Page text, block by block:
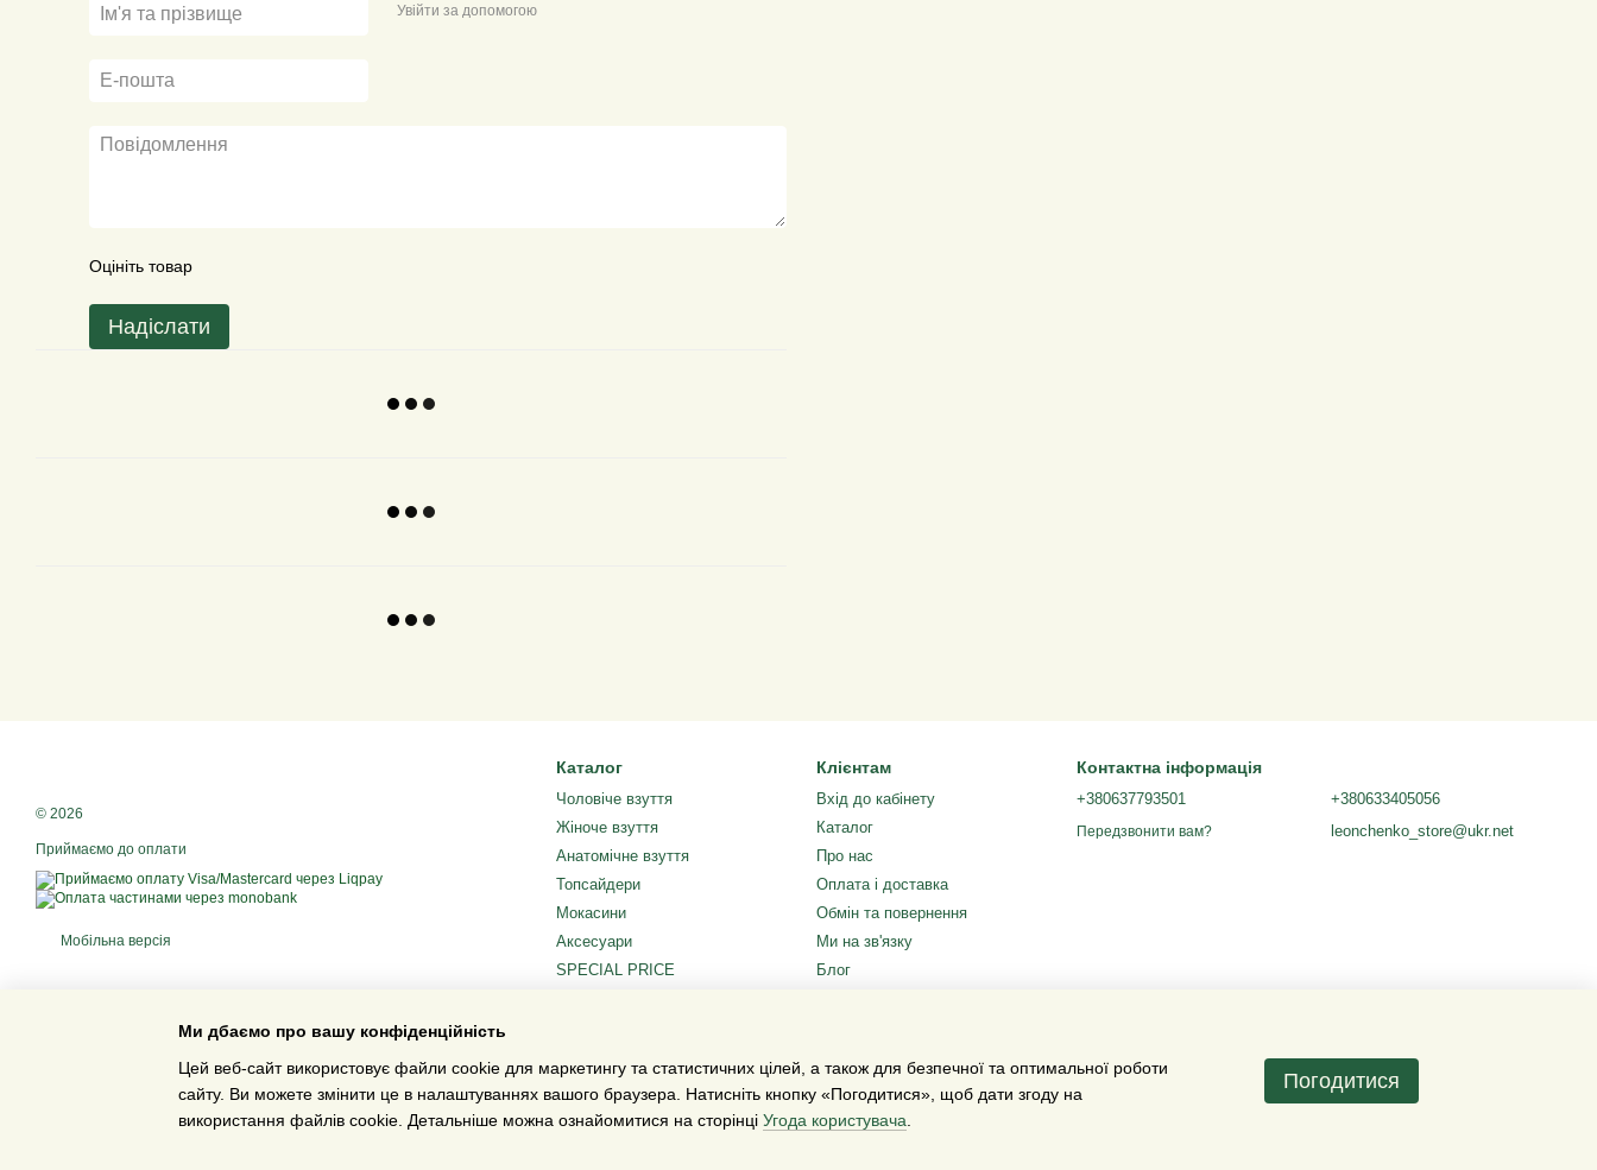
Увійти за допомогою
Оцініть товар
Надіслати
© 2026
Приймаємо до оплати
Мобільна версія
Інтернет-магазин створений з Хорошоп
Каталог
Чоловіче взуття
Жіноче взуття
Анатомічне взуття
Топсайдери
Мокасини
Аксесуари
SPECIAL PRICE
Клієнтам
Вхід до кабінету
Каталог
Про нас
Оплата і доставка
Обмін та повернення
Ми на зв'язку
Блог
Контактна інформація
+380637793501
Передзвонити вам?
+380633405056
leonchenko_store@ukr.net
Ми дбаємо про вашу конфіденційність
Цей веб-сайт використовує файли cookie для маркетингу та статистичних цілей, а також для безпечної та оптимальної роботи
сайту. Ви можете змінити це в налаштуваннях вашого браузера. Натисніть кнопку «Погодитися», щоб дати згоду на
використання файлів cookie. Детальніше можна ознайомитися на сторінці Угода користувача
Погодитися